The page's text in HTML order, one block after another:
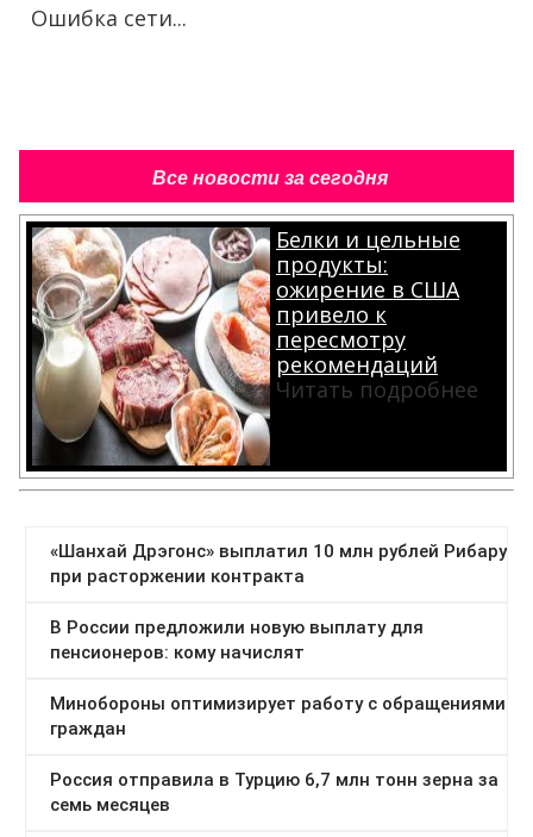
Ошибка сети...
Все новости за сегодня
Белки и цельные
продукты:
ожирение в США
привело к
пересмотру
рекомендаций
Читать подробнее